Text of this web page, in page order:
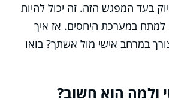
בעד המפגש הזה. זה יכול להיות
למתח במערכת היחסים. אז איך
במרחב אישי מול אשתך? בואו
ולמה הוא חשוב?